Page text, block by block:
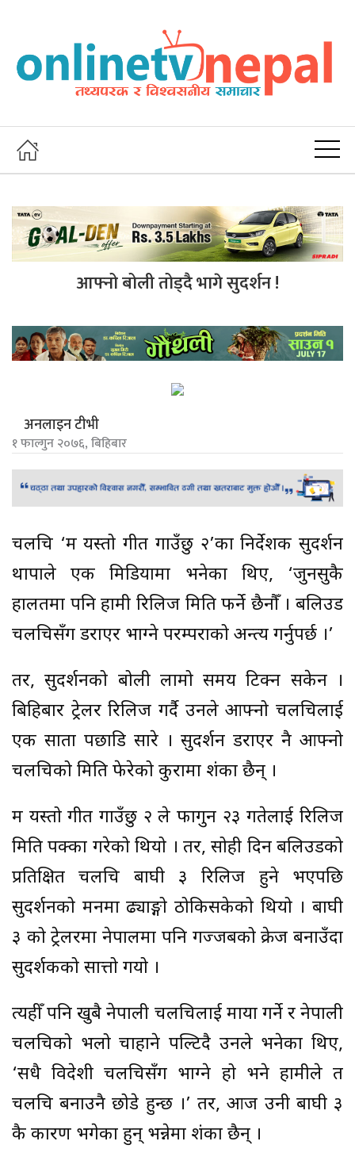
आफ्नो बोली तोड्दै भागे सुदर्शन !
अनलाइन टीभी
१ फाल्गुन २०७६, बिहिबार
चलचित्र ‘म यस्तो गीत गाउँछु २’का निर्देशक सुदर्शन
थापाले एक मिडियामा भनेका थिए, ‘जुनसुकै
हालतमा पनि हामी रिलिज मिति फर्ने छैनौँ । बलिउड
चलचित्रसँग डराएर भाग्ने परम्पराको अन्त्य गर्नुपर्छ ।’
तर, सुदर्शनको बोली लामो समय टिक्न सकेन ।
बिहिबार ट्रेलर रिलिज गर्दै उनले आफ्नो चलचित्रलाई
एक साता पछाडि सारे । सुदर्शन डराएर नै आफ्नो
चलचित्रको मिति फेरेको कुरामा शंका छैन् ।
म यस्तो गीत गाउँछु २ ले फागुन २३ गतेलाई रिलिज
मिति पक्का गरेको थियो । तर, सोही दिन बलिउडको
प्रतिक्षित चलचित्र बाघी ३ रिलिज हुने भएपछि
सुदर्शनको मनमा ढ्याङ्गो ठोकिसकेको थियो । बाघी
३ को ट्रेलरमा नेपालमा पनि गज्जबको क्रेज बनाउँदा
सुदर्शकको सात्तो गयो ।
त्यहीँ पनि खुबै नेपाली चलचित्रलाई माया गर्ने र नेपाली
चलचित्रको भलो चाहाने पल्टिदै उनले भनेका थिए,
‘सधै विदेशी चलचित्रसँग भाग्ने हो भने हामीले त
चलचित्र बनाउनै छोडे हुन्छ ।’ तर, आज उनी बाघी ३
कै कारण भगेका हुन् भन्नेमा शंका छैन् ।